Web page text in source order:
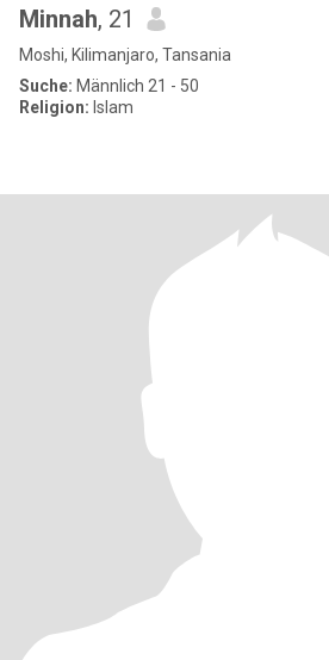
Minnah, 21
Moshi, Kilimanjaro, Tansania
Suche: Männlich 21 - 50
Religion: Islam